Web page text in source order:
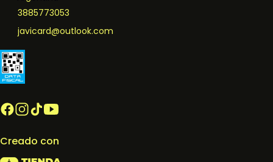
3885773053
javicard@outlook.com
Creado con